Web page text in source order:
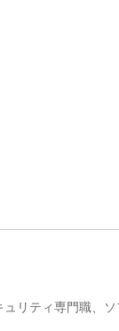
リティ専門職、